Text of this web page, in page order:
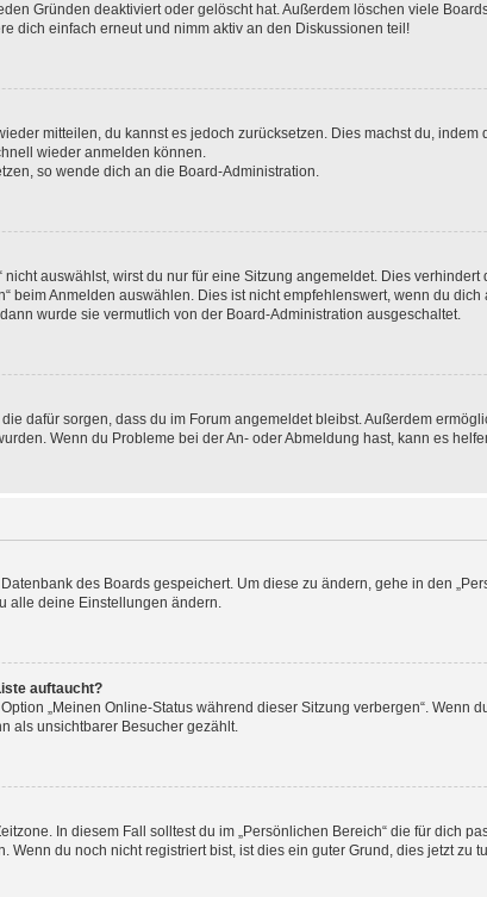
Gründen deaktiviert oder gelöscht hat. Außerdem löschen viele
dich einfach erneut und nimm aktiv an den Diskussionen teil!
mitteilen, du kannst es jedoch zurücksetzen. Dies machst du,
wieder anmelden können.
so wende dich an die Board-Administration.
auswählst, wirst du nur für eine Sitzung angemeldet. Dies
beim Anmelden auswählen. Dies ist nicht empfehlenswert, wenn du
wurde sie vermutlich von der Board-Administration ausgeschaltet.
dafür sorgen, dass du im Forum angemeldet bleibst. Außerdem
Wenn du Probleme bei der An- oder Abmeldung hast, kann es
des Boards gespeichert. Um diese zu ändern, gehe in den
alle deine Einstellungen ändern.
auftaucht?
„Meinen Online-Status während dieser Sitzung verbergen“. Wenn
als unsichtbarer Besucher gezählt.
In diesem Fall solltest du im „Persönlichen Bereich“ die für dich
du noch nicht registriert bist, ist dies ein guter Grund, dies jetzt zu